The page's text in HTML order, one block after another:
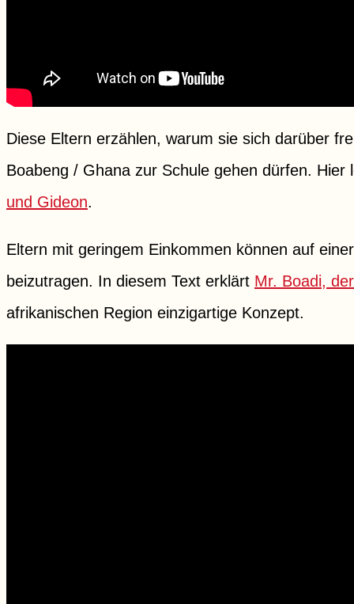
Diese Eltern erzählen, warum sie sich darüber
Boabeng / Ghana zur Schule gehen dürfen.
und Gideon.
Eltern mit geringem Einkommen können auf
beizutragen. In diesem Text erklärt Mr. Boadi,
afrikanischen Region einzigartige Konzept.